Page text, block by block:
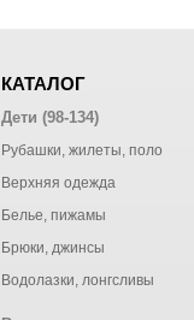
КАТАЛОГ
Дети (98-134)
Рубашки, жилеты, поло
Верхняя одежда
Белье, пижамы
Брюки, джинсы
Водолазки, лонгсливы